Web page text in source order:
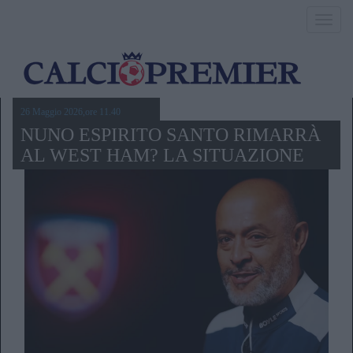
26 Maggio 2026,ore 11.40
NUNO ESPIRITO SANTO RIMARRÀ
AL WEST HAM? LA SITUAZIONE